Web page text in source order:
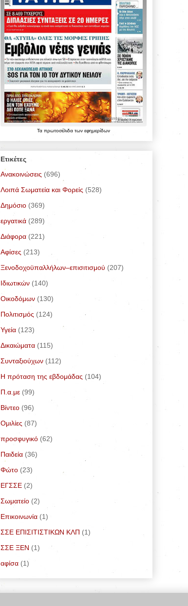
Τα πρωτοσέλιδα των εφημερίδων
Ετικέτες
Ανακοινώσεις (696)
Λοιπά Σωματεία και Φορείς (528)
Δημόσιο (369)
εργατικά (289)
Διάφορα (221)
Αφίσες (213)
Ξενοδοχοϋπαλλήλων–επισιτισμού (207)
Ιδιωτικών (140)
Οικοδόμων (130)
Πολιτισμός (124)
Υγεία (123)
Δικαιώματα (115)
Συνταξιούχων (112)
Η πρόταση της εβδομάδας (104)
Π.α.με (99)
Bίντεο (96)
Ομιλίες (87)
προσφυγικό (62)
Παιδεία (36)
Φώτο (23)
ΕΓΣΣΕ (2)
Σωματείο (2)
Επικοινωνία (1)
ΣΣΕ ΕΠΙΣΙΤΙΣΤΙΚΩΝ ΚΛΠ (1)
ΣΣΕ ΞΕΝ (1)
αφίσα (1)